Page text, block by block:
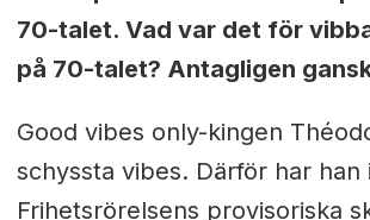
70-talet. Vad var det för
på 70-talet? Antagligen
Good vibes only-kingen
schyssta vibes. Därför har han
Frihetsrörelsens provisoriska